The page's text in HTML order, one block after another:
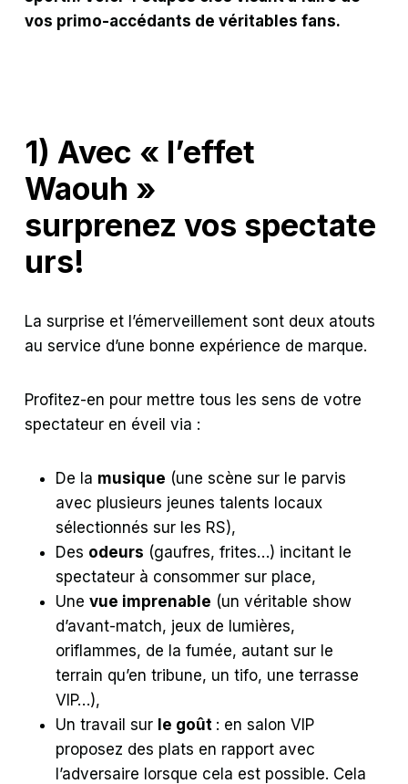
vos primo-accédants de véritables fans.
1) Avec « l’effet
Waouh »
surprenez vos spectate
urs!
La surprise et l’émerveillement sont deux atouts
au service d’une bonne expérience de marque.
Profitez-en pour mettre tous les sens de votre
spectateur en éveil via :
De la musique (une scène sur le parvis
avec plusieurs jeunes talents locaux
sélectionnés sur les RS),
Des odeurs (gaufres, frites…) incitant le
spectateur à consommer sur place,
Unevue imprenable (un véritable show
d’avant-match, jeux de lumières,
oriflammes, de la fumée, autant sur le
terrain qu’en tribune, un tifo, une terrasse
VIP…),
Un travail sur le goût : en salon VIP
proposez des plats en rapport avec
l’adversaire lorsque cela est possible. Cela